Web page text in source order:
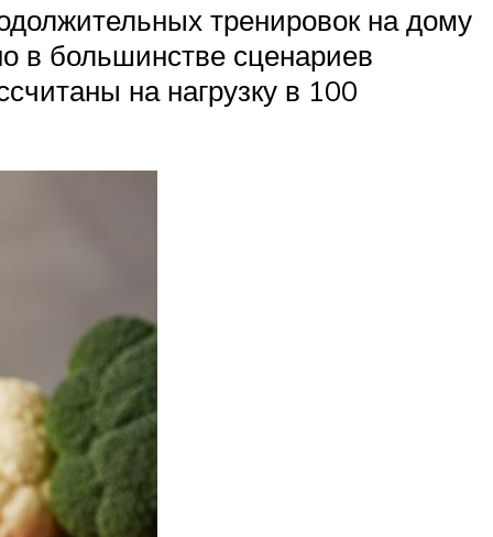
тренировок на дому
в большинстве сценариев
на нагрузку в 100